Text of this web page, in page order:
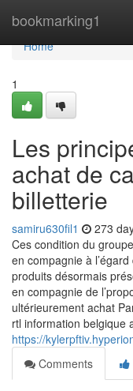
bookmarking1
Home
Home
1
Les
achat de
billetterie
samiru630fil1 273
Ces condition du
en compagnie à
produits désormais
en compagnie de
ultérieurement achat
rtl information belgique
https://
Comments